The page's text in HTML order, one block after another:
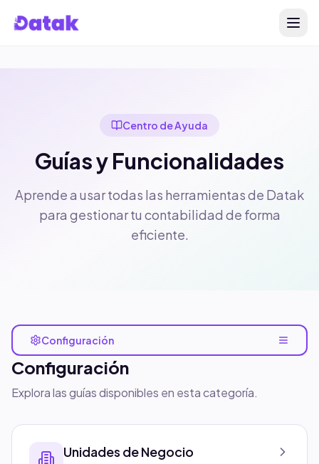
Centro de Ayuda
Guías y Funcionalidades
Aprende a usar todas las herramientas de Datak
para gestionar tu contabilidad de forma
eficiente.
Configuración
Configuración
Explora las guías disponibles en esta categoría.
Unidades de Negocio